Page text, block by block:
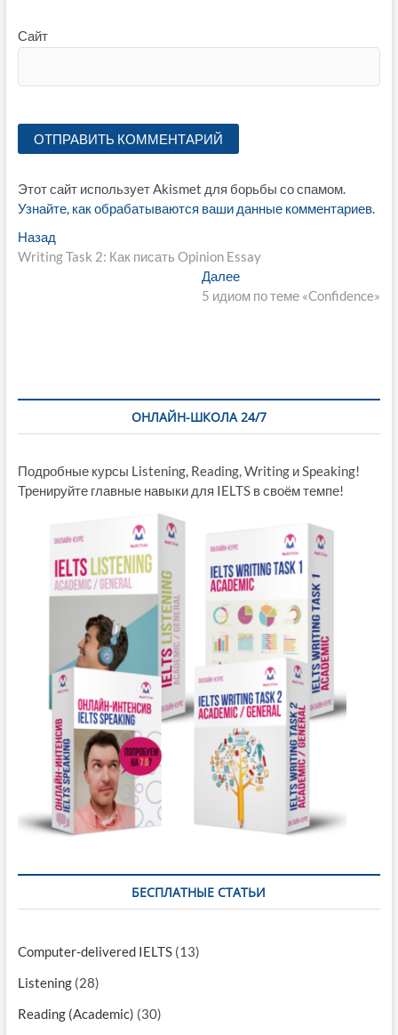
Сайт
Этот сайт использует Akismet для борьбы со спамом.
Узнайте, как обрабатываются ваши данные комментариев.
Навигация
по
НазадПредыдущая
запись:
Writing Task 2: Как писать Opinion Essay
ДалееСледующая
запись:
5 идиом по теме «Confidence»
ОНЛАЙН-ШКОЛА 24/7
Подробные курсы Listening, Reading, Writing и Speaking!
Тренируйте главные навыки для IELTS в своём темпе!
БЕСПЛАТНЫЕ СТАТЬИ
Computer-delivered IELTS(13)
Listening(28)
Reading (Academic) (30)